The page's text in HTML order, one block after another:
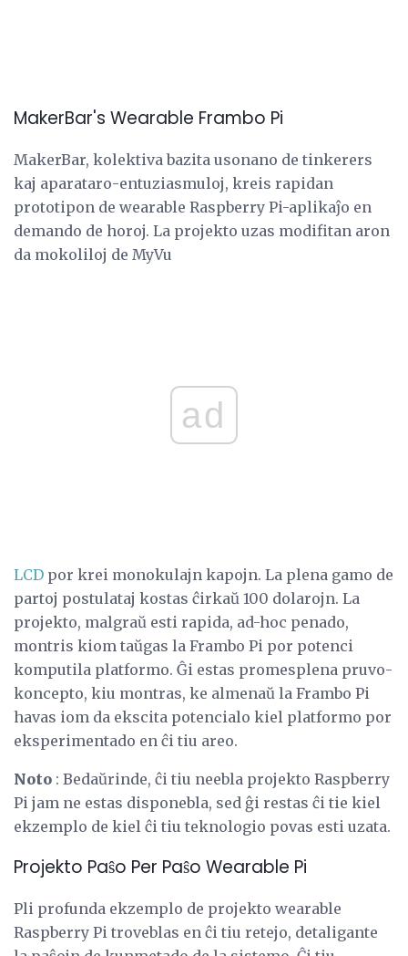
MakerBar's Wearable Frambo Pi
MakerBar, kolektiva bazita usonano de tinkerers
kaj aparataro-entuziasmuloj, kreis rapidan
prototipon de wearable Raspberry Pi-aplikaĵo en
demando de horoj. La projekto uzas modifitan aron
da mokoliloj de MyVu
ad
LCD por krei monokulajn kapojn. La plena gamo de
partoj postulataj kostas ĉirkaŭ 100 dolarojn. La
projekto, malgraŭ esti rapida, ad-hoc penado,
montris kiom taŭgas la Frambo Pi por potenci
komputila platformo. Ĝi estas promesplena pruvo-
koncepto, kiu montras, ke almenaŭ la Frambo Pi
havas iom da ekscita potencialo kiel platformo por
eksperimentado en ĉi tiu areo.
Noto : Bedaŭrinde, ĉi tiu neebla projekto Raspberry
Pi jam ne estas disponebla, sed ĝi restas ĉi tie kiel
ekzemplo de kiel ĉi tiu teknologio povas esti uzata.
Projekto Paŝo Per Paŝo Wearable Pi
Pli profunda ekzemplo de projekto wearable
Raspberry Pi troveblas en ĉi tiu retejo, detaligante